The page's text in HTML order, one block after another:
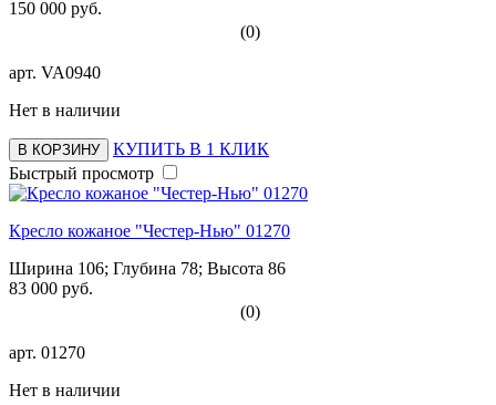
150 000 руб.
(0)
арт. VA0940
Нет в наличии
В КОРЗИНУ
КУПИТЬ В 1 КЛИК
Быстрый просмотр
Кресло кожаное "Честер-Нью" 01270
Ширина 106; Глубина 78; Высота 86
83 000 руб.
(0)
арт. 01270
Нет в наличии